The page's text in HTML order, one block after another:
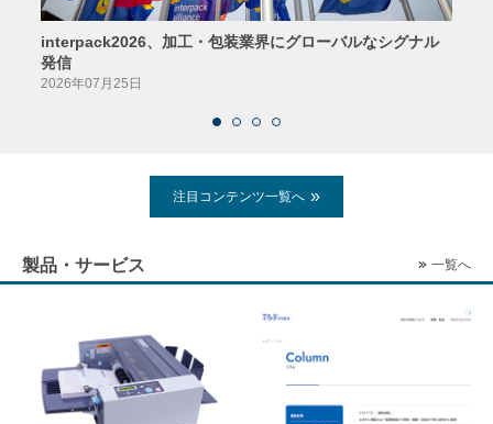
interpack2026、加工・包装業界にグローバルなシグナル
発信
2026年07月25日
注目コンテンツ一覧へ
製品・サービス 一覧へ